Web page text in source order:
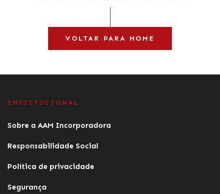
VOLTAR PARA HOME
INSTITUCIONAL
Sobre a AAM Incorporadora
Responsabilidade Social
Política de privacidade
Segurança